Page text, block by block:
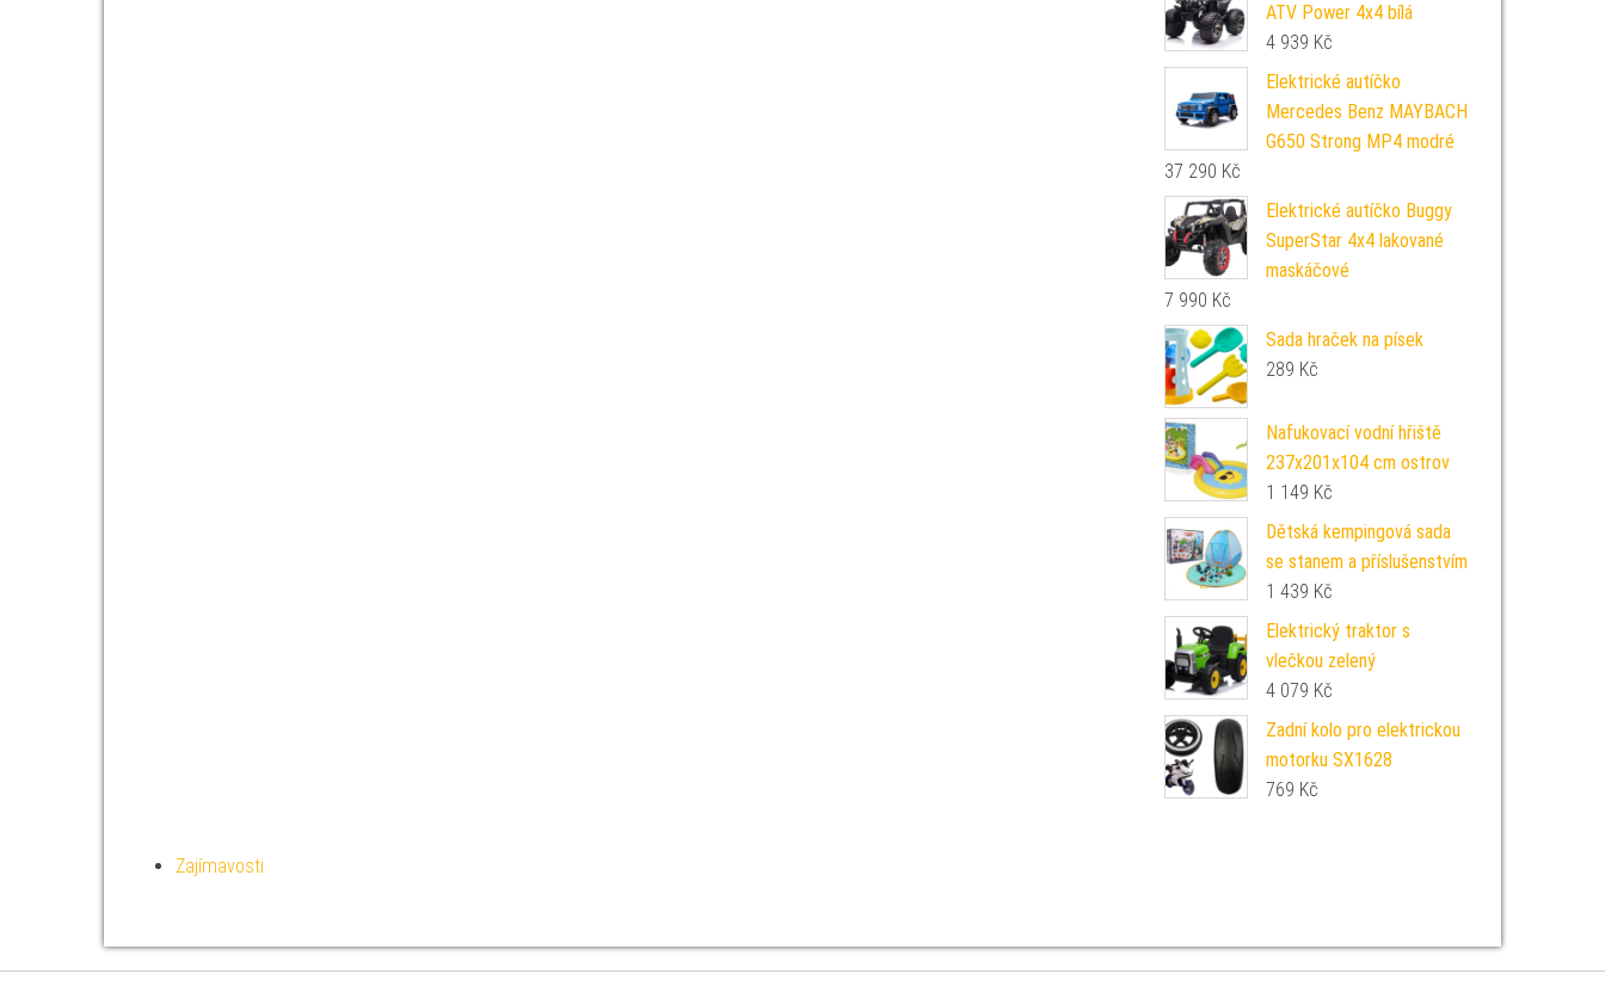
ATV Power 4x4 bílá
4 939 Kč
Elektrické autíčko
Mercedes Benz MAYBACH
G650 Strong MP4 modré
37 290 Kč
Elektrické autíčko Buggy
SuperStar 4x4 lakované
maskáčové
7 990 Kč
Sada hraček na písek
289 Kč
Nafukovací vodní hřiště
237x201x104 cm ostrov
1 149 Kč
Dětská kempingová sada
se stanem a příslušenstvím
1 439 Kč
Elektrický traktor s
vlečkou zelený
4 079 Kč
Zadní kolo pro elektrickou
motorku SX1628
769 Kč
Zajímavosti